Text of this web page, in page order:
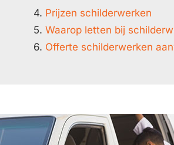
4. Prijzen schilderwerken
5. Waarop letten bij
6. Offerte schilderwerken